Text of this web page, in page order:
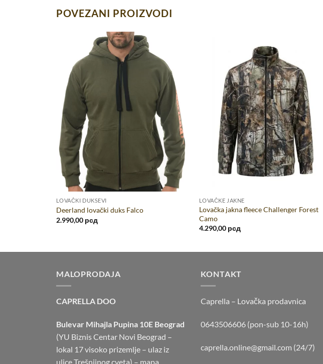
POVEZANI PROIZVODI
LOVAČKI DUKSEVI
Deerland lovački duks Falco
2.990,00 рсд
LOVAČKE JAKNE
Lovačka jakna fleece Challenger Forest
Camo
4.290,00 рсд
MALOPRODAJA
CAPRELLA DOO
Bulevar Mihajla Pupina 10E Beograd
(YU Biznis Centar Novi Beograd –
lokal 17 visoko prizemlje – ulaz iz
ulice Trešnjinog cveta) – mapa
KONTAKT
Caprella – Lovačka prodavnica
0643506606 (pon-sub 10-16h)
caprella.online@gmail.com (24/7)